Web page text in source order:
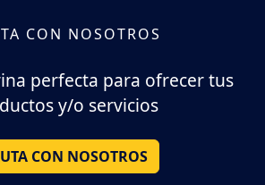
CON NOSOTROS
perfecta para ofrecer tus
y/o servicios
CON NOSOTROS